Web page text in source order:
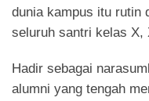
dunia kampus itu rutin
seluruh santri kelas X,
Hadir sebagai
alumni yang tengah